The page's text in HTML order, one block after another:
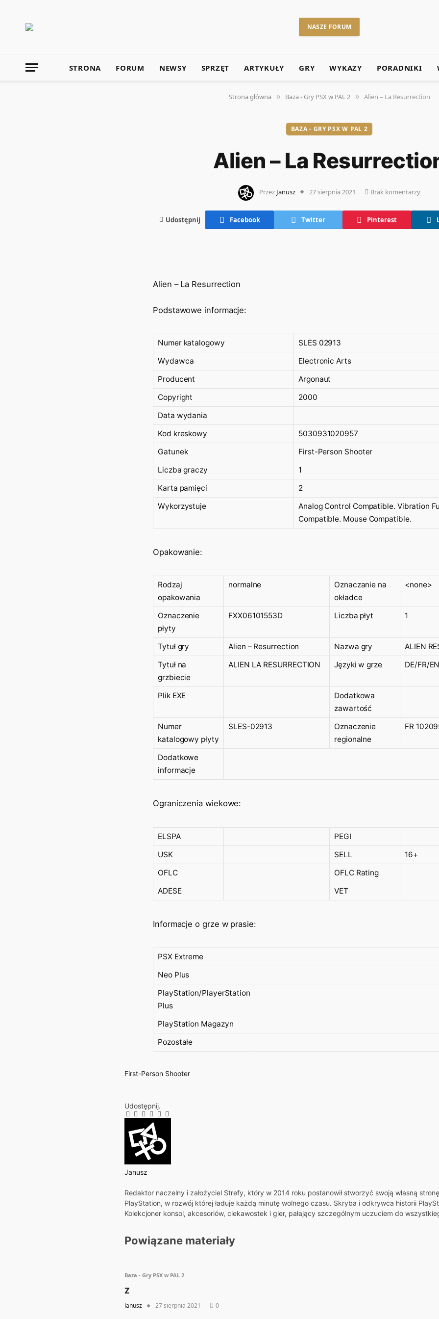
NASZE FORUM
STRONA FORUM NEWSY SPRZĘT ARTYKUŁY GRY WYKAZY PORADNIKI
Strona główna » Baza - Gry PSX w PAL 2 » Alien – La Resurrection
BAZA - GRY PSX W PAL 2
Alien – La
Przez Janusz 27 sierpnia 2021 Brak komentarzy
Udostępnij Facebook Twitter Pinterest
Alien – La Resurrection
Podstawowe informacje:
Numer katalogowy
SLES 02913
Wydawca
Electronic Arts
Producent
Argonaut
Copyright
2000
Data wydania
Kod kreskowy
5030931020957
Gatunek
First-Person Shooter
Liczba graczy
1
Karta pamięci
2
Wykorzystuje
Analog Control Compatible. Vibration
Compatible. Mouse Compatible.
Opakowanie:
Rodzaj
opakowania
normalne
Oznaczanie na
okładce
<none>
Oznaczenie
płyty
FXX06101553D Liczba płyt 1
Tytuł gry Alien – Resurrection Nazwa gry
ALIEN
Tytuł na
grzbiecie
ALIEN LA RESURRECTION Języki w grze DE/FR/
Plik EXE
Dodatkowa
zawartość
Numer
katalogowy płyty
SLES-02913
Oznaczenie
regionalne
FR
Dodatkowe
informacje
Ograniczenia wiekowe:
ELSPA
PEGI
USK
SELL
16+
OFLC
OFLC Rating
ADESE
VET
Informacje o grze w prasie:
PSX Extreme
Neo Plus
PlayStation/PlayerStation
Plus
PlayStation Magazyn
Pozostałe
First-Person Shooter
Udostępnij.
Facebook
Twitter
Pinterest
LinkedIn
Tumblr
E-
Janusz
internetowa
Redaktor naczelny i założyciel Strefy, który w 2014 roku postanowił stworzyć swoją własną
PlayStation, w rozwój której ładuje każdą minutę wolnego czasu. Skryba i odkrywca historii
Kolekcjoner konsol, akcesoriów, ciekawostek i gier, pałający szczególnym uczuciem do
Powiązane materiały
Baza - Gry PSX w PAL 2
Z
Janusz 27 sierpnia 2021 0